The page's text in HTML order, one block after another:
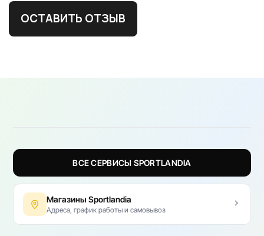
ОСТАВИТЬ ОТЗЫВ
ВСЕ СЕРВИСЫ SPORTLANDIA
Магазины Sportlandia
Адреса, график работы и самовывоз